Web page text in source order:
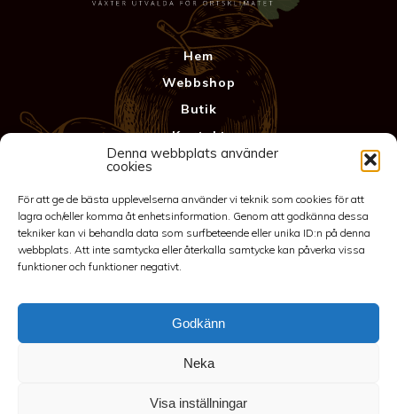
Denna webbplats använder
cookies
För att ge de bästa upplevelserna använder vi teknik som cookies för att
lagra och/eller komma åt enhetsinformation. Genom att godkänna dessa
tekniker kan vi behandla data som surfbeteende eller unika ID:n på denna
webbplats. Att inte samtycka eller återkalla samtycke kan påverka vissa
funktioner och funktioner negativt.
Godkänn
Neka
Visa inställningar
Hem
Webbshop
Butik
Kontakt
Anläggning
Integritetspolicy
©2026 Spakarps plantskola